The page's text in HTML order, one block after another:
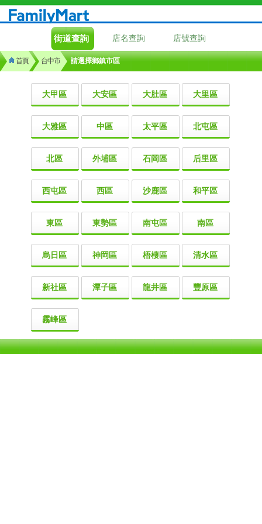
街道查詢 店名查詢 店號查詢
首頁 台中市 請選擇鄉鎮市區
大甲區 大安區 大肚區 大里區
大雅區 中區 太平區 北屯區
北區 外埔區 石岡區 后里區
西屯區 西區 沙鹿區 和平區
東區 東勢區 南屯區 南區
烏日區 神岡區 梧棲區 清水區
新社區 潭子區 龍井區 豐原區
霧峰區